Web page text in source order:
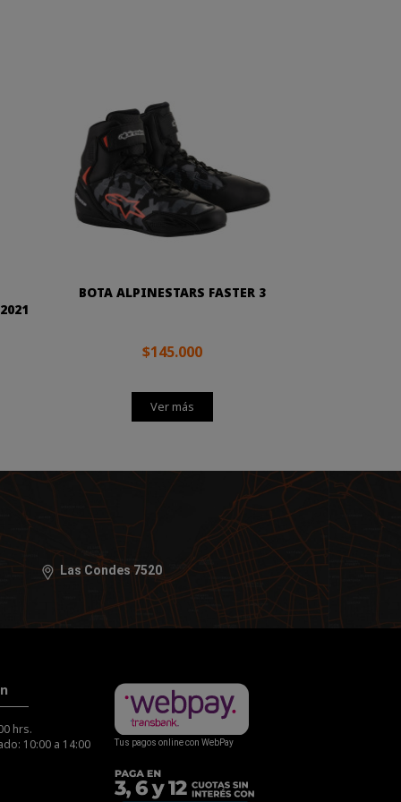
BOTA ALPINESTARS FASTER 3
$145.000
Ver más
Las Condes 7520
hrs.
10:00 a 14:00
Tus pagos online con WebPay